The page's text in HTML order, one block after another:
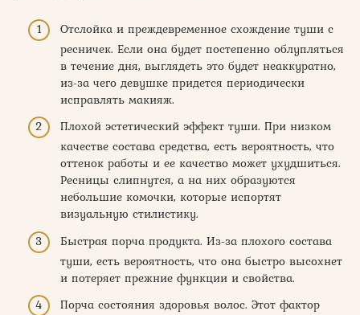
Отслойка и преждевременное схождение туши с
ресничек. Если она будет постепенно облупляться
в течение дня, выглядеть это будет неаккуратно,
из-за чего девушке придется периодически
исправлять макияж.
Плохой эстетический эффект туши. При низком
качестве состава средства, есть вероятность, что
оттенок работы и ее качество может ухудшиться.
Ресницы слипнутся, а на них образуются
небольшие комочки, которые испортят
визуальную стилистику.
Быстрая порча продукта. Из-за плохого состава
туши, есть вероятность, что она быстро высохнет
и потеряет прежние функции и свойства.
Порча состояния здоровья волос. Этот фактор